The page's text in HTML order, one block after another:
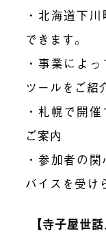
・北海道下
できます。
・事業によ
ツールをご紹
・札幌で開
ご案内
・参加者の
バイスを受け
【寺子屋世話